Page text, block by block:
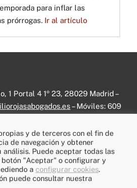
para inflar las
prórrogas. Ir al artículo
1 Portal 4 1º 23, 28029 Madrid –
– Móviles: 609
legal–Política de privacidad
cookies–Prensa escrita
Todos los derechos reservados
y de terceros con el fin de
de navegación y obtener
Puede aceptar todas las
botón "Aceptar" o configurar y
a configurar cookies.
puede consultar nuestra